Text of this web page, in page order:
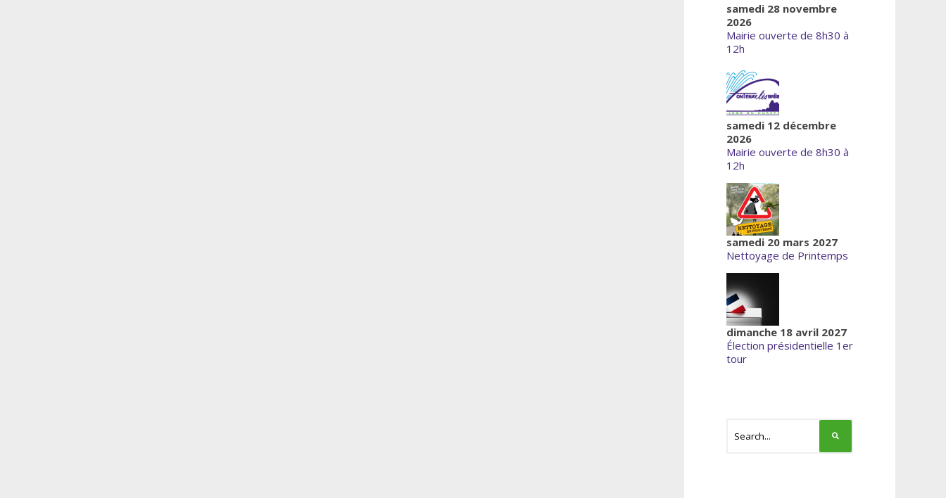
samedi 28 novembre
2026
Mairie ouverte de 8h30 à
12h
samedi 12 décembre
2026
Mairie ouverte de 8h30 à
12h
samedi 20 mars 2027
Nettoyage de Printemps
dimanche 18 avril 2027
Élection présidentielle 1er
tour